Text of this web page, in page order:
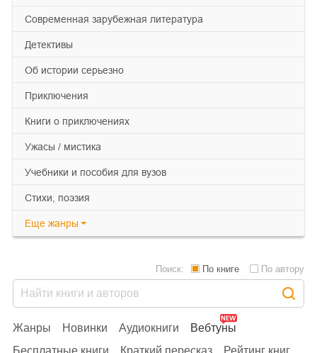
современная зарубежная литература
детективы
об истории серьезно
приключения
книги о приключениях
ужасы / мистика
учебники и пособия для вузов
cтихи, поэзия
Еще жанры
Жанры Новинки Аудиокниги
Вебтуны
Бесплатные книги
Краткий пересказ Рейтинг книг
Поиск: По книге По автору